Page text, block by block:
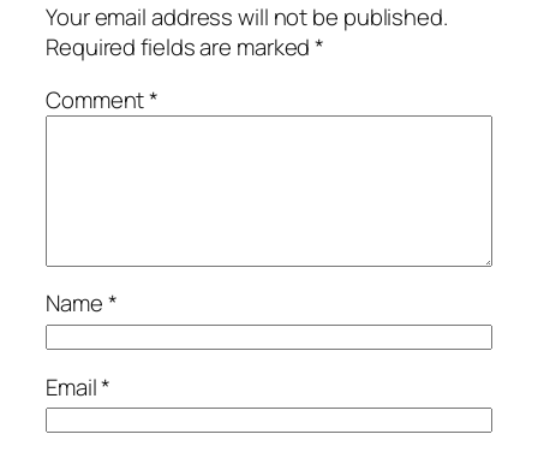
Your email address will not be published.
Required fields are marked*
Comment*
Name*
Email*